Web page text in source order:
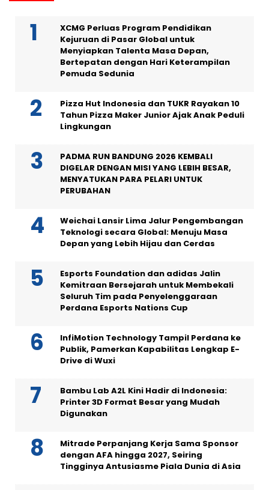
XCMG Perluas Program Pendidikan
Kejuruan di Pasar Global untuk
Menyiapkan Talenta Masa Depan,
Bertepatan dengan Hari Keterampilan
Pemuda Sedunia
Pizza Hut Indonesia dan TUKR Rayakan 10
Tahun Pizza Maker Junior Ajak Anak Peduli
Lingkungan
PADMA RUN BANDUNG 2026 KEMBALI
DIGELAR DENGAN MISI YANG LEBIH BESAR,
MENYATUKAN PARA PELARI UNTUK
PERUBAHAN
Weichai Lansir Lima Jalur Pengembangan
Teknologi secara Global: Menuju Masa
Depan yang Lebih Hijau dan Cerdas
Esports Foundation dan adidas Jalin
Kemitraan Bersejarah untuk Membekali
Seluruh Tim pada Penyelenggaraan
Perdana Esports Nations Cup
InfiMotion Technology Tampil Perdana ke
Publik, Pamerkan Kapabilitas Lengkap E-
Drive di Wuxi
Bambu Lab A2L Kini Hadir di Indonesia:
Printer 3D Format Besar yang Mudah
Digunakan
Mitrade Perpanjang Kerja Sama Sponsor
dengan AFA hingga 2027, Seiring
Tingginya Antusiasme Piala Dunia di Asia